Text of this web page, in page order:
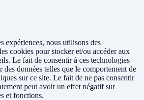
expériences, nous utilisons des
cookies pour stocker et/ou accéder aux
Le fait de consentir à ces technologies
des données telles que le comportement de
sur ce site. Le fait de ne pas consentir
peut avoir un effet négatif sur
et fonctions.